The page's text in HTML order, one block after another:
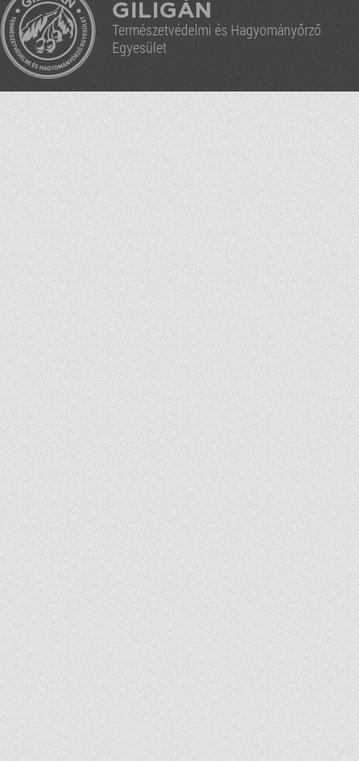
GILIGÁN
Természetvédelmi és Hagyományőrző
Egyesület